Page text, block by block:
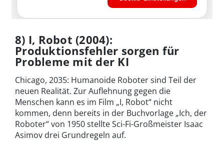
8) I, Robot (2004):
Produktionsfehler sorgen für
Probleme mit der KI
Chicago, 2035: Humanoide Roboter sind Teil der
neuen Realität. Zur Auflehnung gegen die
Menschen kann es im Film „I, Robot“ nicht
kommen, denn bereits in der Buchvorlage „Ich, der
Roboter“ von 1950 stellte Sci-Fi-Großmeister Isaac
Asimov drei Grundregeln auf.